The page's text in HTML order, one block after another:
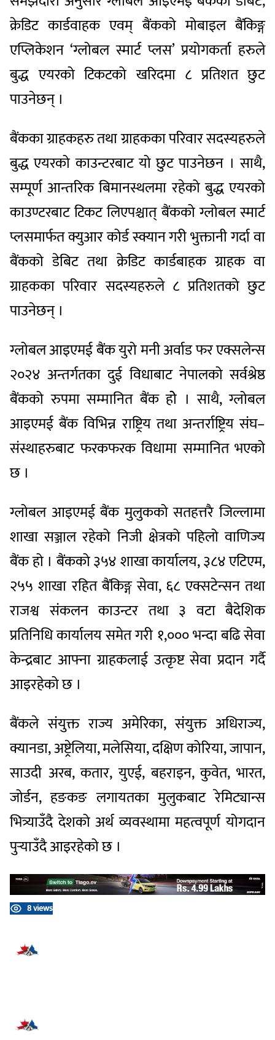
क्रेडिट कार्डवाहक एवम् बैंकको मोबाइल बैंकिङ्ग
एप्लिकेशन ‘ग्लोबल स्मार्ट प्लस’ प्रयोगकर्ता हरुले
बुद्ध एयरको टिकटको खरिदमा ८ प्रतिशत छुट
पाउनेछन् ।
बैंकका ग्राहकहरु तथा ग्राहकका परिवार सदस्यहरुले
बुद्ध एयरको काउन्टरबाट यो छुट पाउनेछन । साथै,
सम्पूर्ण आन्तरिक बिमानस्थलमा रहेको बुद्ध एयरको
काउण्टरबाट टिकट लिएपश्चात् बैंकको ग्लोबल स्मार्ट
प्लसमार्फत क्युआर कोर्ड स्क्यान गरी भुक्तानी गर्दा वा
बैंकको डेबिट तथा क्रेडिट कार्डबाहक ग्राहक वा
ग्राहकका परिवार सदस्यहरुले ८ प्रतिशतको छुट
पाउनेछन् ।
ग्लोबल आइएमई बैंक युरो मनी अर्वाड फर एक्सलेन्स
२०२४ अन्तर्गतका दुई विधाबाट नेपालको सर्वश्रेष्ठ
बैंकको रुपमा सम्मानित बैंक होे । साथै, ग्लोबल
आइएमई बैंक विभिन्न राष्ट्रिय तथा अन्तर्राष्ट्रिय संघ–
संस्थाहरुबाट फरकफरक विधामा सम्मानित भएको
छ ।
ग्लोबल आइएमई बैंक मुलुकको सतहत्तरै जिल्लामा
शाखा सञ्जाल रहेको निजी क्षेत्रको पहिलो वाणिज्य
बैंक हो । बैंकको ३५४ शाखा कार्यालय, ३८४ एटिएम,
२५५ शाखा रहित बैंकिङ्ग सेवा, ६८ एक्सटेन्सन तथा
राजश्व संकलन काउन्टर तथा ३ वटा बैदेशिक
प्रतिनिधि कार्यालय समेत गरी १,००० भन्दा बढि सेवा
केन्द्रबाट आफ्ना ग्राहकलाई उत्कृष्ट सेवा प्रदान गर्दै
आइरहेको छ ।
बैंकले संयुक्त राज्य अमेरिका, संयुक्त अधिराज्य,
क्यानडा, अष्ट्रेलिया, मलेसिया, दक्षिण कोरिया, जापान,
साउदी अरब, कतार, युएई, बहराइन, कुवेत, भारत,
जोर्डन, हङकङ लगायतका मुलुकबाट रेमिट्यान्स
भित्र्याउँदै देशको अर्थ व्यवस्थामा महत्वपूर्ण योगदान
पुर्‍याउँदै आइरहेको छ ।
8 views